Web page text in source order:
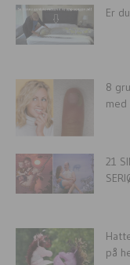
Er
8
med
21
på